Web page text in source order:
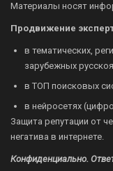
Материалы носят
Продвижение
в тематических,
зарубежных
в ТОП поисковых
в нейросетях
Защита репутации от
негатива в интернете.
Конфиденциально.